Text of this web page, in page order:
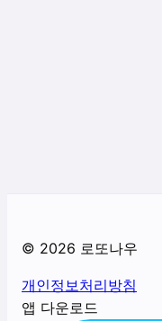
© 2026 로또나우
개인정보처리방침
앱 다운로드